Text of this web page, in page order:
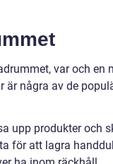
var och en
är några av de
upp produkter och
för att lagra